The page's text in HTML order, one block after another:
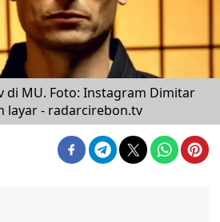
di MU. Foto: Instagram Dimitar
layar - radarcirebon.tv